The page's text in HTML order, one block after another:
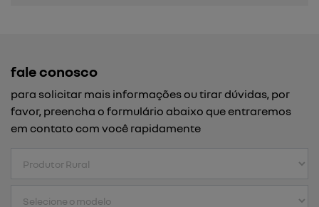
fale conosco
para solicitar mais informações ou tirar dúvidas, por
favor, preencha o formulário abaixo que entraremos
em contato com você rapidamente